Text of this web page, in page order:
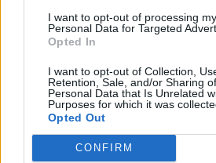
I want to opt-out of processing my
Personal Data for Targeted
Opted In
I want to opt-out of Collection,
Retention, Sale, and/or Sharing
Personal Data that Is Unrelated
Purposes for which it was
Opted Out
CONFIRM
34%; mari ocazii de gol: 3-5.
”arestat” mingea, dar fazele
brazilienilor. Nu e vina lui Ancelotti
Vinicius, Rayan, Martinelli,
în stare să bage mingea în poartă.
Calificată în premieră în ”sferturi”,
Anglia, la Miami.